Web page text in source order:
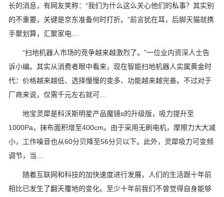
长的消息，有网友笑称：“我们为什么这么关心他们的私事？其实别
的不重要，关键是京东准备何时打折。”前言犹在耳，后脚天猫就携
手聚划算，汇聚家电…
“扫地机器人市场的竞争越来越激烈了。”一位业内资深人士告
诉小编。其实从消费者眼中看来，现在智能扫地机器人实属黄金时
代：价格越来越低、选择慢慢的变多、功能越来越完善。不过对于
厂商来说，仅需千元左右就可…
地宝灵犀是科沃斯明星产品魔镜s的升级版，吸力提升至
1000Pa，抹布面积增至400cm。由于采用无刷电机，摩擦力大大减
小，工作噪音也从60分贝降至56分贝以下。此外，灵犀吸力可变频
调节，当…
随着互联网和科技的加快速度进行发展，人们的生活跟十年前
相比已发生了翻天覆地的变化。至少十年前我们不曾觉得自身能够